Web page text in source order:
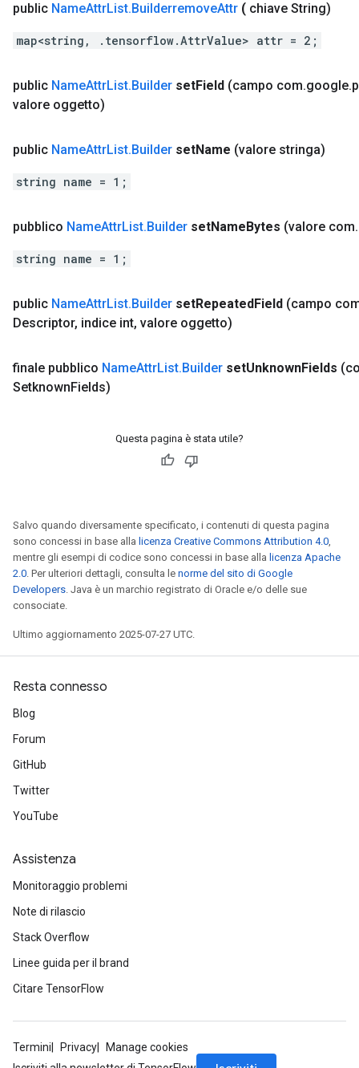
public NameAttrList.BuilderremoveAttr ( chiave String)
map<string, .tensorflow.AttrValue> attr = 2;
public NameAttrList.Builder setField (campo com.google.
valore oggetto)
public NameAttrList.Builder setName (valore stringa)
string name = 1;
pubblico NameAttrList.Builder setNameBytes (valore com.
string name = 1;
public NameAttrList.Builder setRepeatedField (campo
Descriptor, indice int, valore oggetto)
finale pubblico NameAttrList.Builder setUnknownFields
SetknownFields)
Questa pagina è stata utile?
Salvo quando diversamente specificato, i contenuti di questa pagina
sono concessi in base alla licenza Creative Commons Attribution 4.0,
mentre gli esempi di codice sono concessi in base alla licenza Apache
2.0. Per ulteriori dettagli, consulta le norme del sito di Google
Developers. Java è un marchio registrato di Oracle e/o delle sue
consociate.
Ultimo aggiornamento 2025-07-27 UTC.
Resta connesso
Blog
Forum
GitHub
Twitter
YouTube
Assistenza
Monitoraggio problemi
Note di rilascio
Stack Overflow
Linee guida per il brand
Citare TensorFlow
Termini Privacy
Manage cookies